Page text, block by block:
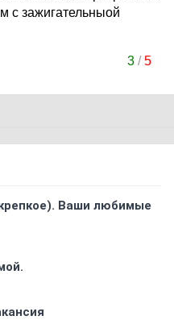
с зажигательныой
3/5
Ваши любимые